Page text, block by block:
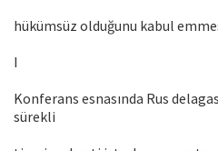
hükümsüz olduğunu kabul
I
Konferans esnasında Rus
sürekli